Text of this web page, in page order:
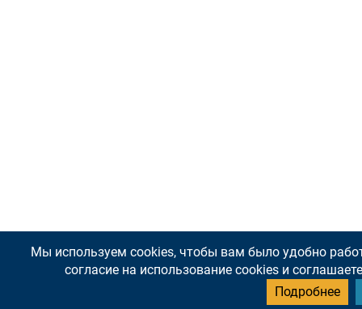
Мы используем cookies, чтобы вам было удобно
согласие на использование cookies и
Подробнее